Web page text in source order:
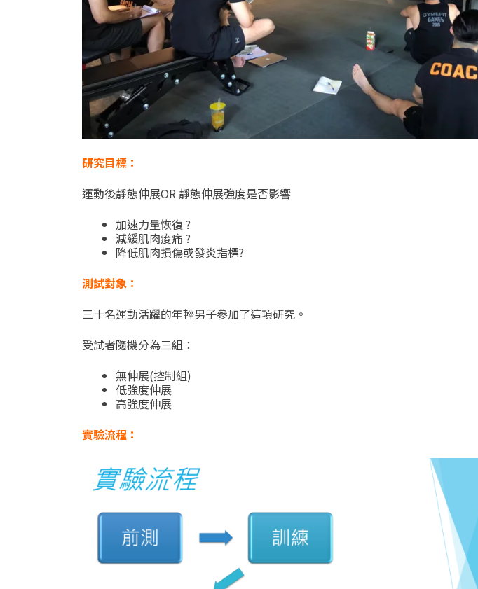
研究目標：
運動後靜態伸展OR 靜態伸展強度是否影響
加速力量恢復 ?
減緩肌肉痠痛 ?
降低肌肉損傷或發炎指標?
測試對象：
三十名運動活躍的年輕男子參加了這項研究。
受試者隨機分為三組：
無伸展(控制組)
低強度伸展
高強度伸展
實驗流程：